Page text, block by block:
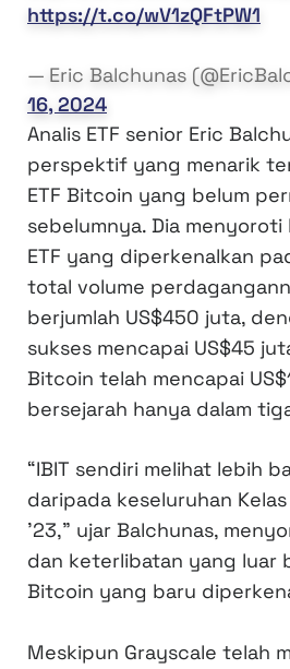
https://t.co/wV1zQFtPW1
— Eric Balchunas
16, 2024
Analis ETF senior Eric
perspektif yang menarik
ETF Bitcoin yang belum
sebelumnya. Dia
ETF yang diperkenalkan
total volume
berjumlah US$450 juta,
sukses mencapai US$45
Bitcoin telah mencapai
bersejarah hanya dalam
“IBIT sendiri melihat lebih
daripada keseluruhan
’23,” ujar Balchunas,
dan keterlibatan yang luar
Bitcoin yang baru
Meskipun Grayscale telah